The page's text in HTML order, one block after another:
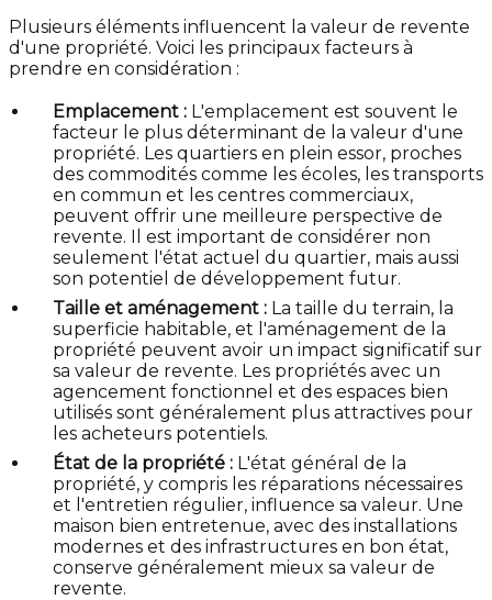
Plusieurs éléments influencent la valeur de revente
d'une propriété. Voici les principaux facteurs à
prendre en considération :
Emplacement : L'emplacement est souvent le
facteur le plus déterminant de la valeur d'une
propriété. Les quartiers en plein essor, proches
des commodités comme les écoles, les transports
en commun et les centres commerciaux,
peuvent offrir une meilleure perspective de
revente. Il est important de considérer non
seulement l'état actuel du quartier, mais aussi
son potentiel de développement futur.
Taille et aménagement : La taille du terrain, la
superficie habitable, et l'aménagement de la
propriété peuvent avoir un impact significatif sur
sa valeur de revente. Les propriétés avec un
agencement fonctionnel et des espaces bien
utilisés sont généralement plus attractives pour
les acheteurs potentiels.
État de la propriété : L'état général de la
propriété, y compris les réparations nécessaires
et l'entretien régulier, influence sa valeur. Une
maison bien entretenue, avec des installations
modernes et des infrastructures en bon état,
conserve généralement mieux sa valeur de
revente.